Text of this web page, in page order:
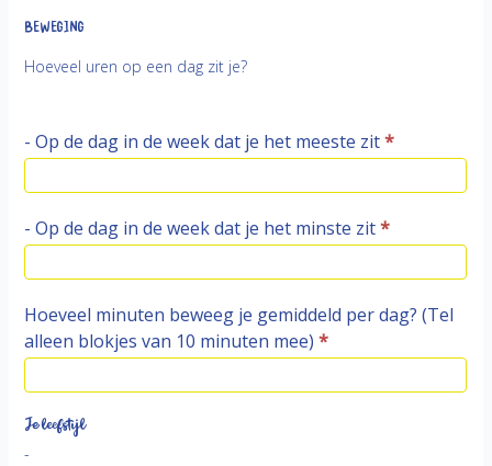
Beweging
Hoeveel uren op een dag zit je?
- Op de dag in de week dat je het meeste zit*
- Op de dag in de week dat je het minste zit*
Hoeveel minuten beweeg je gemiddeld per dag? (Tel
alleen blokjes van 10 minuten mee)*
Je leefstijl
-